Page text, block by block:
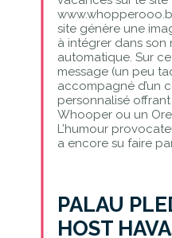
site génère une
à intégrer dans son
automatique. Sur
message (un peu
accompagné d’un
personnalisé
Whooper ou un
L’humour
a encore su faire
PALAU
HOST